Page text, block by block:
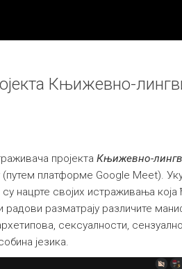
Књижевно-
пројекта Књижевно-
(путем платформе Google Meet).
нацрте својих истраживања
разматрају различите
сексуалности,
језика.